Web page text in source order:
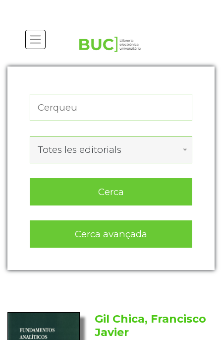
Totes les editorials
Cerca
Cerca avançada
Gil Chica, Francisco
Javier